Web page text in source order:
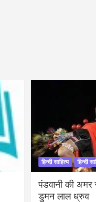
हिन्दी साहित्य हिन्दी
पंडवानी की अमर
डुमन लाल ध्रुव